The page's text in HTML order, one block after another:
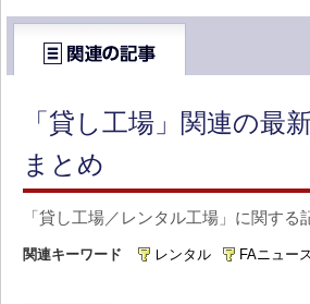
「貸し工場」関連の最
まとめ
「貸し工場／レンタル工場」に関する
関連キーワード レンタル FAニュース